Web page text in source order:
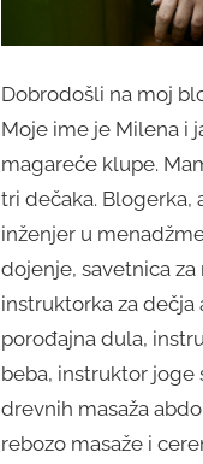
Dobrodošli na moj
Moje ime je Milena i
magareće klupe.
tri dečaka. Blogerka,
inženjer u
dojenje, savetnica
instruktorka za dečja
porođajna dula,
beba, instruktor joge
drevnih masaža
rebozo masaže i